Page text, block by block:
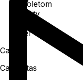
Moletom
Utility
Ver todos
Camisa
Camisetas